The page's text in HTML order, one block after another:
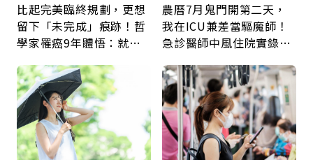
比起完美臨終規劃，更想
留下「未完成」痕跡！哲
學家罹癌9年體悟：就算
天相遇
農曆7月鬼門開第二天，
我在ICU兼差當驅魔師！
急診醫師中風住院實錄：